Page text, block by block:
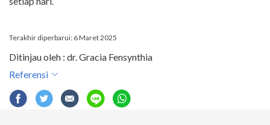
Terakhir diperbarui: 6 Maret 2025